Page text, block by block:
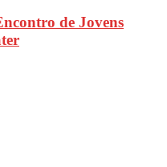
de Jovens